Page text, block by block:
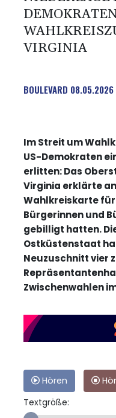
VIRGINIA
BOULEVARD 08.05.2026
Im Streit um
US-Demokraten
erlitten: Das
Virginia erklärte
Wahlkreiskarte
Bürgerinnen und
gebilligt hatten.
Ostküstenstaat
Neuzuschnitt vier
Zwischenwahlen
Hören
Textgröße: